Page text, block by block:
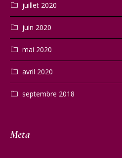
juillet 2020
juin 2020
mai 2020
avril 2020
septembre 2018
Meta